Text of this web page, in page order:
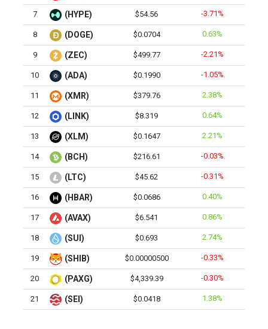
7 (HYPE) $54.56 -3.71%
8 (DOGE) $0.0704 0.63%
9 (ZEC) $499.77 -2.21%
10 (ADA) $0.1990 -1.05%
11 (XMR) $379.76 2.38%
12 (LINK) $8.319 0.64%
13 (XLM) $0.1647 2.21%
14 (BCH) $216.61 -0.03%
15 (LTC) $45.62 -0.31%
16 (HBAR) $0.0686 0.40%
17 (AVAX) $6.541 0.86%
18 (SUI) $0.693 2.74%
19 (SHIB) $0.00000500 -0.33%
20 (PAXG) $4,339.39 -0.30%
21 (SEI) $0.0418 1.38%